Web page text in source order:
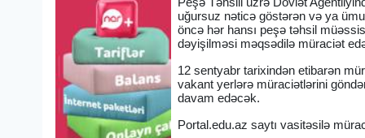
uğursuz nəticə göstərən və ya
öncə hər hansı peşə təhsil
dəyişilməsi məqsədilə müraciət
12 sentyabr tarixindən etibarən
vakant yerlərə müraciətlərini
davam edəcək.
Portal.edu.az saytı vasitəsilə